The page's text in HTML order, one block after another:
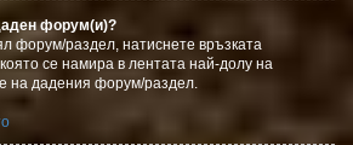
форум(и)?
форум/раздел, натиснете връзката
се намира в лентата най-долу на
на дадения форум/раздел.